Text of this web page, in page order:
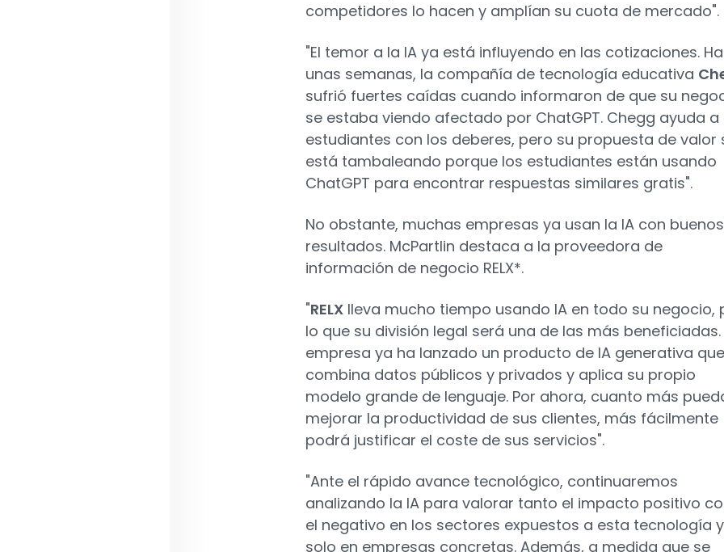
competidores lo hacen y amplían su cuota de mercado".
"El temor a la IA ya está influyendo en las cotizaciones.
unas semanas, la compañía de tecnología educativa
sufrió fuertes caídas cuando informaron de que su
se estaba viendo afectado por ChatGPT. Chegg ayuda a
estudiantes con los deberes, pero su propuesta de valor
está tambaleando porque los estudiantes están usando
ChatGPT para encontrar respuestas similares gratis".
No obstante, muchas empresas ya usan la IA con buenos
resultados. McPartlin destaca a la proveedora de
información de negocio RELX*.
"RELX lleva mucho tiempo usando IA en todo su negocio,
lo que su división legal será una de las más beneficiadas.
empresa ya ha lanzado un producto de IA generativa que
combina datos públicos y privados y aplica su propio
modelo grande de lenguaje. Por ahora, cuanto más
mejorar la productividad de sus clientes, más fácilmente
podrá justificar el coste de sus servicios".
"Ante el rápido avance tecnológico, continuaremos
analizando la IA para valorar tanto el impacto positivo
el negativo en los sectores expuestos a esta tecnología
solo en empresas concretas. Además, a medida que se